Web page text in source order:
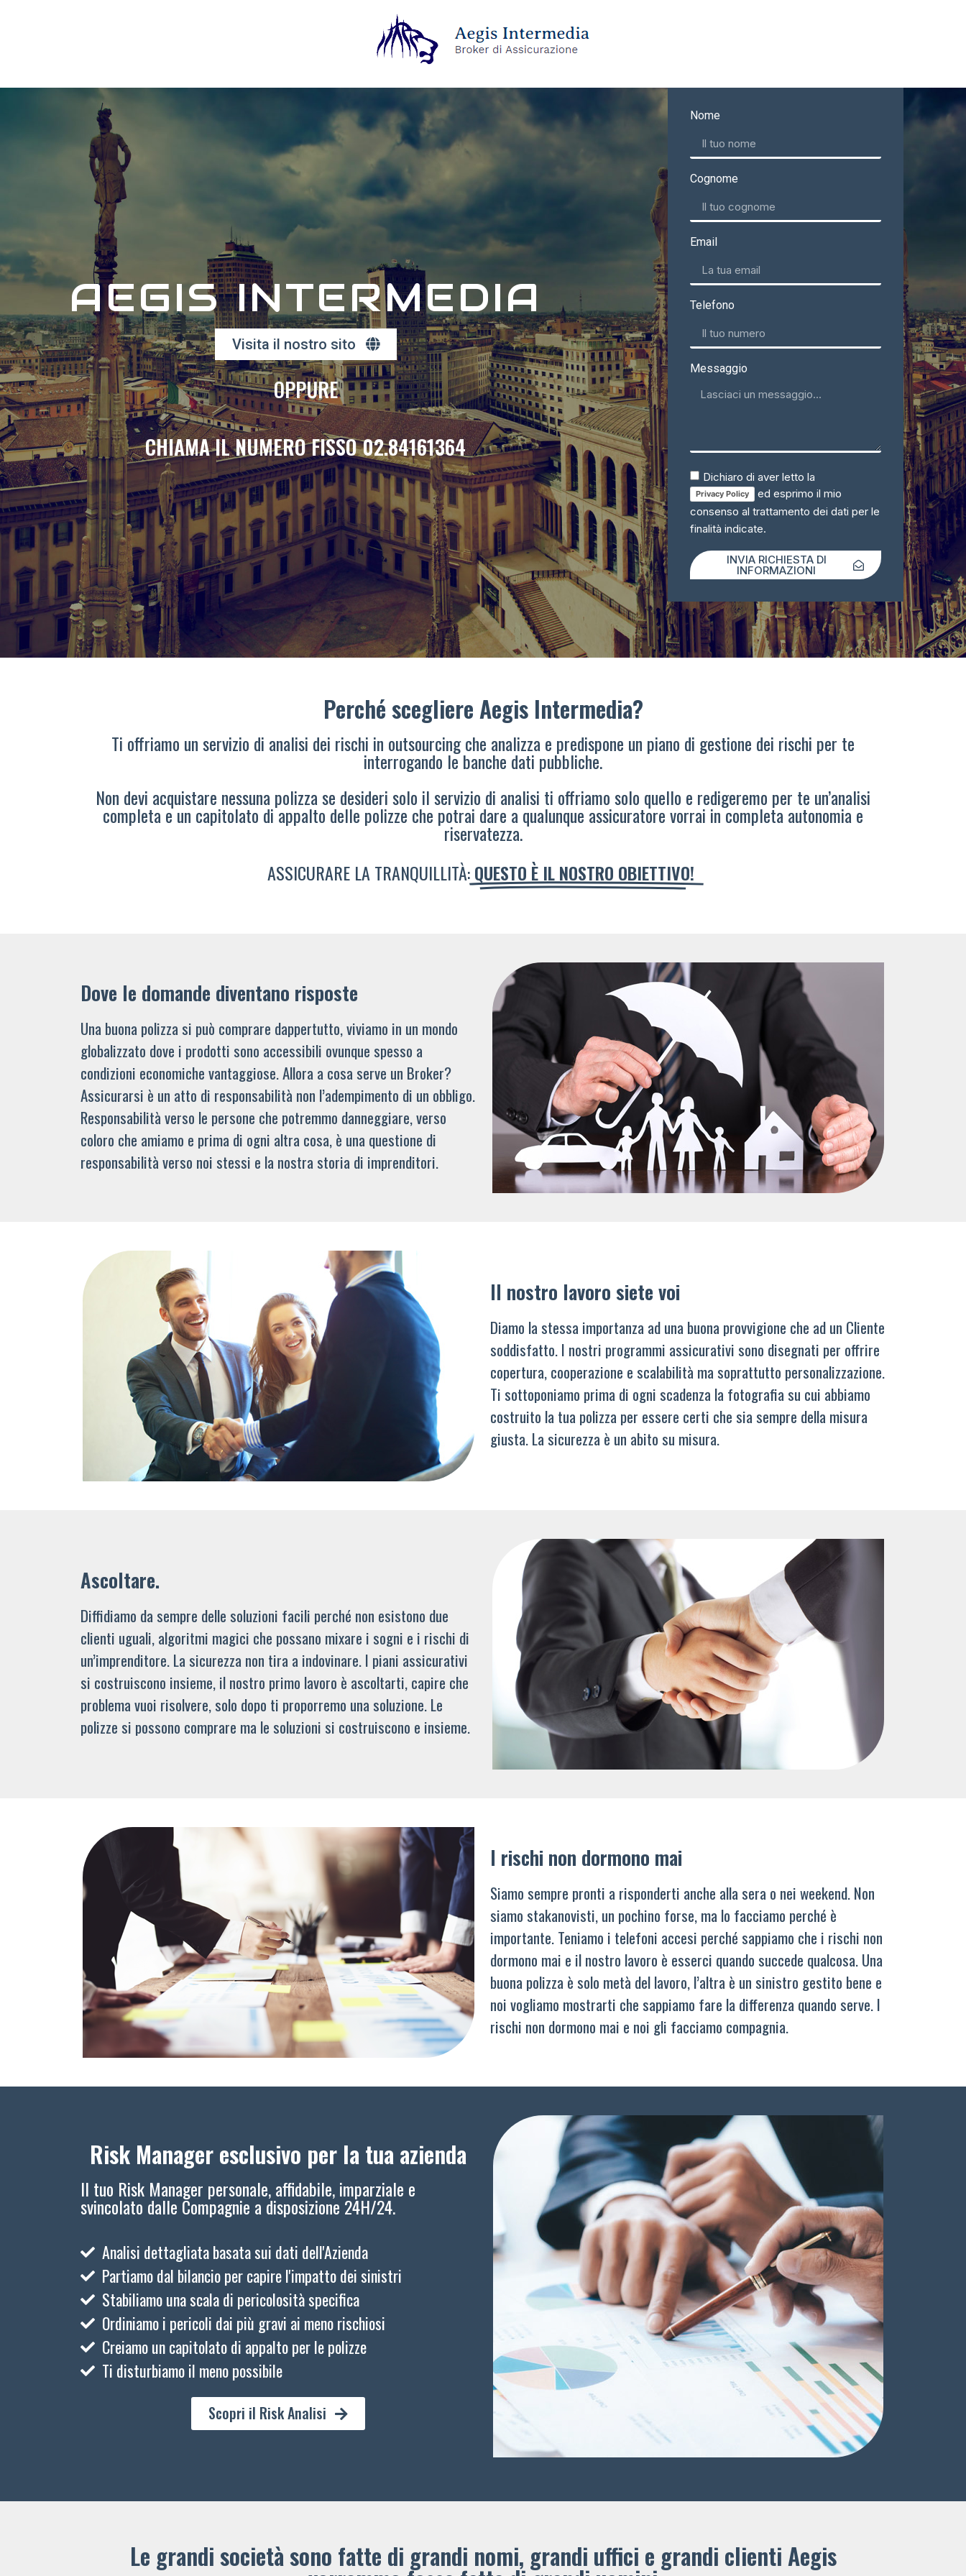
AEGIS INTERMEDIA
Visita il nostro sito
OPPURE
CHIAMA IL NUMERO FISSO 02.84161364
Nome
Cognome
Email
Telefono
Messaggio
Dichiaro di aver letto la
Privacy Policy
ed esprimo il mio
consenso al trattamento dei dati per le
finalità indicate.
INVIA RICHIESTA DI
INFORMAZIONI
Perché scegliere Aegis Intermedia?
Ti offriamo un servizio di analisi dei rischi in outsourcing che analizza e predispone un piano di gestione dei rischi per te
interrogando le banche dati pubbliche.
Non devi acquistare nessuna polizza se desideri solo il servizio di analisi ti offriamo solo quello e redigeremo per te un’analisi
completa e un capitolato di appalto delle polizze che potrai dare a qualunque assicuratore vorrai in completa autonomia e
riservatezza.
ASSICURARE LA TRANQUILLITÀ:QUESTO È IL NOSTRO OBIETTIVO!
Dove le domande diventano risposte
Una buona polizza si può comprare dappertutto, viviamo in un mondo
globalizzato dove i prodotti sono accessibili ovunque spesso a
condizioni economiche vantaggiose. Allora a cosa serve un Broker?
Assicurarsi è un atto di responsabilità non l’adempimento di un obbligo.
Responsabilità verso le persone che potremmo danneggiare, verso
coloro che amiamo e prima di ogni altra cosa, è una questione di
responsabilità verso noi stessi e la nostra storia di imprenditori.
Il nostro lavoro siete voi
Diamo la stessa importanza ad una buona provvigione che ad un Cliente
soddisfatto. I nostri programmi assicurativi sono disegnati per offrire
copertura, cooperazione e scalabilità ma soprattutto personalizzazione.
Ti sottoponiamo prima di ogni scadenza la fotografia su cui abbiamo
costruito la tua polizza per essere certi che sia sempre della misura
giusta. La sicurezza è un abito su misura.
Ascoltare.
Diffidiamo da sempre delle soluzioni facili perché non esistono due
clienti uguali, algoritmi magici che possano mixare i sogni e i rischi di
un’imprenditore. La sicurezza non tira a indovinare. I piani assicurativi
si costruiscono insieme, il nostro primo lavoro è ascoltarti, capire che
problema vuoi risolvere, solo dopo ti proporremo una soluzione. Le
polizze si possono comprare ma le soluzioni si costruiscono e insieme.
I rischi non dormono mai
Siamo sempre pronti a risponderti anche alla sera o nei weekend. Non
siamo stakanovisti, un pochino forse, ma lo facciamo perché è
importante. Teniamo i telefoni accesi perché sappiamo che i rischi non
dormono mai e il nostro lavoro è esserci quando succede qualcosa. Una
buona polizza è solo metà del lavoro, l’altra è un sinistro gestito bene e
noi vogliamo mostrarti che sappiamo fare la differenza quando serve. I
rischi non dormono mai e noi gli facciamo compagnia.
Risk Manager esclusivo per la tua azienda
Il tuo Risk Manager personale, affidabile, imparziale e
svincolato dalle Compagnie a disposizione 24H/24.
Analisi dettagliata basata sui dati dell'Azienda
Partiamo dal bilancio per capire l'impatto dei sinistri
Stabiliamo una scala di pericolosità specifica
Ordiniamo i pericoli dai più gravi ai meno rischiosi
Creiamo un capitolato di appalto per le polizze
Ti disturbiamo il meno possibile
Scopri il Risk Analisi
Le grandi società sono fatte di grandi nomi, grandi uffici e grandi clienti ​Aegis